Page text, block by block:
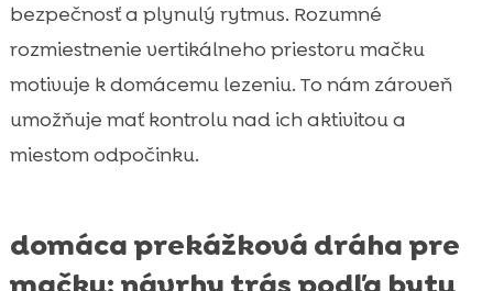
bezpečnosť a plynulý rytmus. Rozumné
rozmiestnenie vertikálneho priestoru mačku
motivuje k domácemu lezeniu. To nám zároveň
umožňuje mať kontrolu nad ich aktivitou a
miestom odpočinku.
domáca prekážková dráha pre